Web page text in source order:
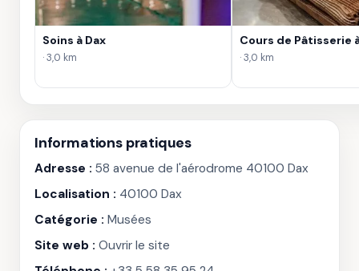
Soins à Dax
· 3,0 km
Cours de Pâtisserie
· 3,0 km
Informations pratiques
Adresse : 58 avenue de l'aérodrome 40100 Dax
Localisation : 40100 Dax
Catégorie : Musées
Site web : Ouvrir le site